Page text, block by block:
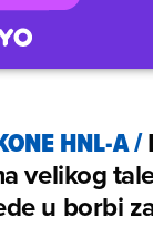
HNL-A/
velikog
u borbi